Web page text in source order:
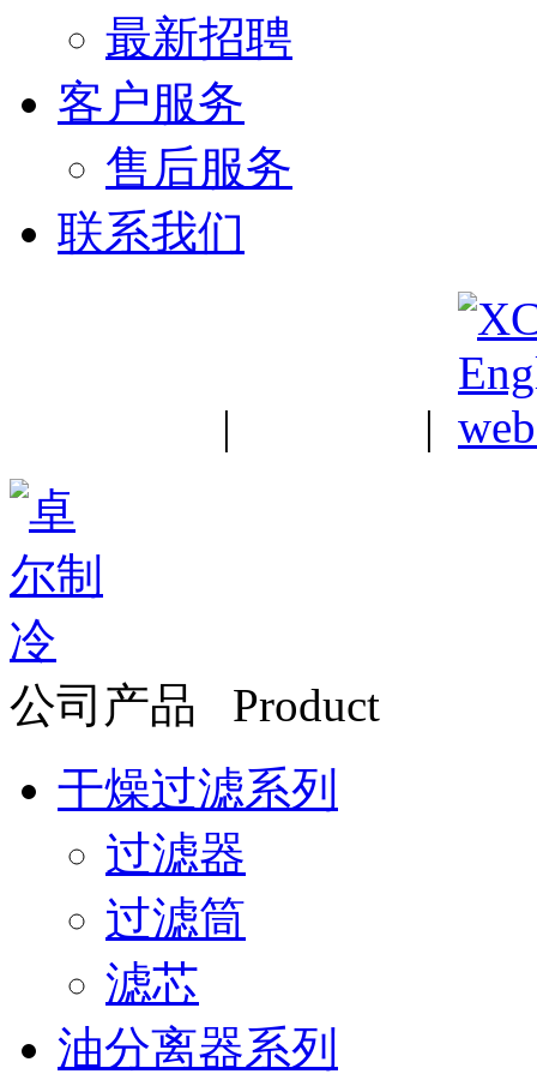
最新招聘
客户服务
售后服务
联系我们
| |
公司产品 Product
干燥过滤系列
过滤器
过滤筒
滤芯
油分离器系列